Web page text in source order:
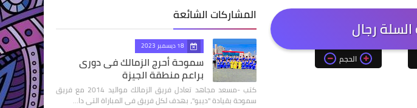
رجال
الحجم
المشاركات الشائعة
18 ديسمبر 2023
سموحة أحرج الزمالك فى دورى
براعم منطقة الجيزة
كتب -مسعد مجاهد تعادل فريق الزمالك مواليد 2014 مع فريق
سموحة بقيادة "ديبو"، بهدف لكل فريق فى المباراة التى دا…